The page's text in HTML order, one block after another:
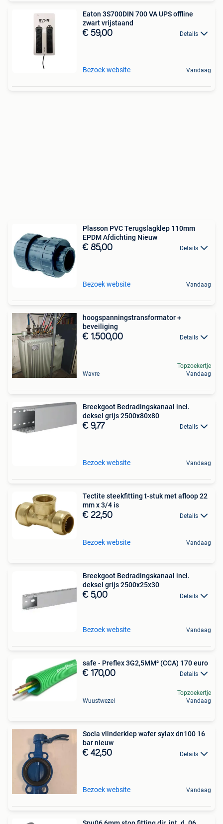
Eaton 3S700DIN 700 VA UPS offline
zwart vrijstaand
€ 59,00 Details
Bezoek website Vandaag
Plasson PVC Terugslagklep 110mm
EPDM Afdichting Nieuw
€ 85,00 Details
Bezoek website Vandaag
hoogspanningstransformator +
beveiliging
€ 1.500,00 Details
Wavre
Topzoekertje
Vandaag
Breekgoot Bedradingskanaal incl.
deksel grijs 2500x80x80
€ 9,77 Details
Bezoek website Vandaag
Tectite steekfitting t-stuk met afloop 22
mm x 3/4 is
€ 22,50 Details
Bezoek website Vandaag
Breekgoot Bedradingskanaal incl.
deksel grijs 2500x25x30
€ 5,00 Details
Bezoek website Vandaag
safe - Preflex 3G2,5MM² (CCA) 170 euro
€ 170,00 Details
Wuustwezel
Topzoekertje
Vandaag
Socla vlinderklep wafer sylax dn100 16
bar nieuw
€ 42,50 Details
Bezoek website Vandaag